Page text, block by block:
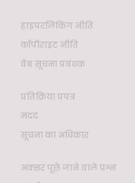
हाइपरलिंकिंग नीति
कॉपीराइट नीति
वेब सूचना प्रबंधक
प्रतिक्रिया प्रपत्र
मदद
सूचना का अधिकार
अक्सर पूछे जाने वाले प्रश्न